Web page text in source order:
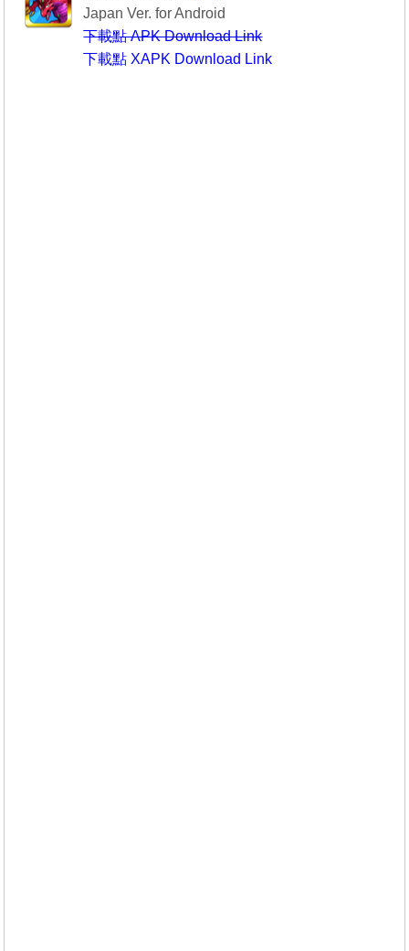
Japan Ver. for Android
下載點 APK Download Link
下載點 XAPK Download Link